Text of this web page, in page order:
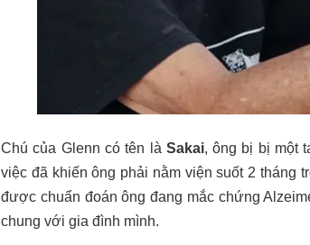
Chú của Glenn có tên là Sakai, ông bị bị một
việc đã khiến ông phải nằm viện suốt 2 tháng
được chuẩn đoán ông đang mắc chứng
chung với gia đình mình.